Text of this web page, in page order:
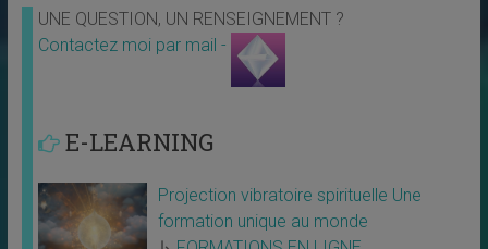
UNE QUESTION, UN RENSEIGNEMENT ?
Contactez moi par mail -
E-LEARNING
Projection vibratoire spirituelle Une
formation unique au monde